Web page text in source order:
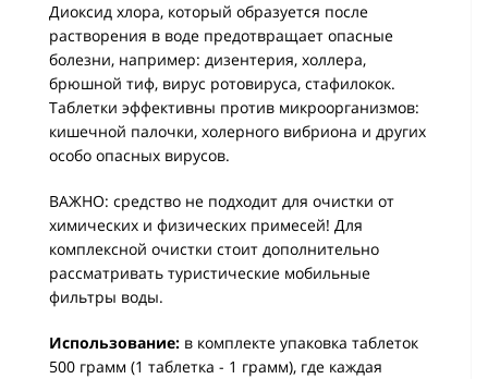
Диоксид хлора, который образуется после
растворения в воде предотвращает опасные
болезни, например: дизентерия, холлера,
брюшной тиф, вирус ротовируса, стафилокок.
Таблетки эффективны против микроорганизмов:
кишечной палочки, холерного вибриона и других
особо опасных вирусов.
ВАЖНО: средство не подходит для очистки от
химических и физических примесей! Для
комплексной очистки стоит дополнительно
рассматривать туристические мобильные
фильтры воды.
Использование: в комплекте упаковка таблеток
500 грамм (1 таблетка - 1 грамм), где каждая